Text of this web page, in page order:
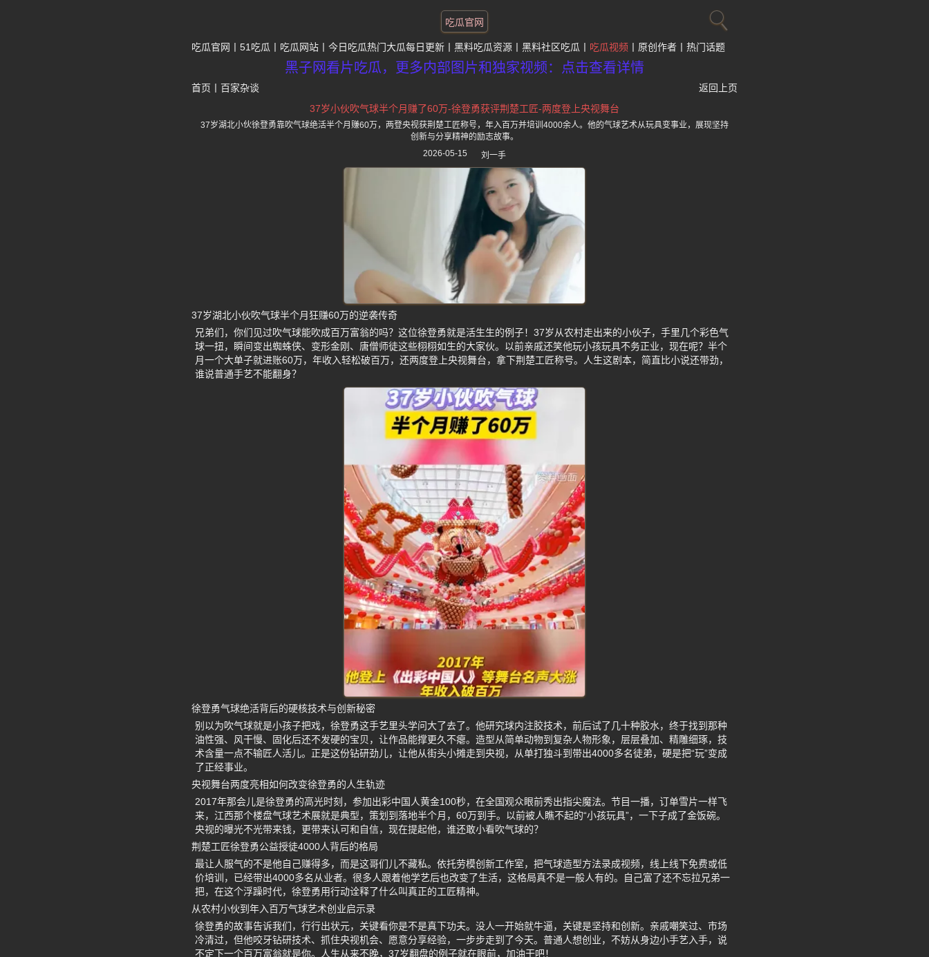
吃瓜官网
吃瓜官网 51吃瓜 吃瓜网站 今日吃瓜热门大瓜每日更新 黑料吃瓜资源 黑料社区吃瓜 吃瓜视频 原创作者 热门话题
黑子网看片吃瓜，更多内部图片和独家视频：点击查看详情
首页 百家杂谈
返回上页
37岁小伙吹气球半个月赚了60万-徐登勇获评荆楚工匠-两度登上央视舞台
37岁湖北小伙徐登勇靠吹气球绝活半个月赚60万，两登央视获荆楚工匠称号，年入百万并培训4000余人。他的气球艺术从玩具变事业，展现坚持
创新与分享精神的励志故事。
2026-05-15
刘一手
37岁湖北小伙吹气球半个月狂赚60万的逆袭传奇
兄弟们，你们见过吹气球能吹成百万富翁的吗？这位徐登勇就是活生生的例子！37岁从农村走出来的小伙子，手里几个彩色气
球一扭，瞬间变出蜘蛛侠、变形金刚、唐僧师徒这些栩栩如生的大家伙。以前亲戚还笑他玩小孩玩具不务正业，现在呢？半个
月一个大单子就进账60万，年收入轻松破百万，还两度登上央视舞台，拿下荆楚工匠称号。人生这剧本，简直比小说还带劲，
谁说普通手艺不能翻身？
徐登勇气球绝活背后的硬核技术与创新秘密
别以为吹气球就是小孩子把戏，徐登勇这手艺里头学问大了去了。他研究球内注胶技术，前后试了几十种胶水，终于找到那种
油性强、风干慢、固化后还不发硬的宝贝，让作品能撑更久不瘪。造型从简单动物到复杂人物形象，层层叠加、精雕细琢，技
术含量一点不输匠人活儿。正是这份钻研劲儿，让他从街头小摊走到央视，从单打独斗到带出4000多名徒弟，硬是把“玩”变成
了正经事业。
央视舞台两度亮相如何改变徐登勇的人生轨迹
2017年那会儿是徐登勇的高光时刻，参加出彩中国人黄金100秒，在全国观众眼前秀出指尖魔法。节目一播，订单雪片一样飞
来，江西那个楼盘气球艺术展就是典型，策划到落地半个月，60万到手。以前被人瞧不起的“小孩玩具”，一下子成了金饭碗。
央视的曝光不光带来钱，更带来认可和自信，现在提起他，谁还敢小看吹气球的？
荆楚工匠徐登勇公益授徒4000人背后的格局
最让人服气的不是他自己赚得多，而是这哥们儿不藏私。依托劳模创新工作室，把气球造型方法录成视频，线上线下免费或低
价培训，已经带出4000多名从业者。很多人跟着他学艺后也改变了生活，这格局真不是一般人有的。自己富了还不忘拉兄弟一
把，在这个浮躁时代，徐登勇用行动诠释了什么叫真正的工匠精神。
从农村小伙到年入百万气球艺术创业启示录
徐登勇的故事告诉我们，行行出状元，关键看你是不是真下功夫。没人一开始就牛逼，关键是坚持和创新。亲戚嘲笑过、市场
冷清过，但他咬牙钻研技术、抓住央视机会、愿意分享经验，一步步走到了今天。普通人想创业，不妨从身边小手艺入手，说
不定下一个百万富翁就是你。人生从来不晚，37岁翻盘的例子就在眼前，加油干吧！